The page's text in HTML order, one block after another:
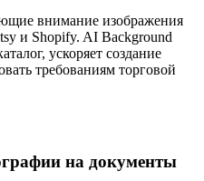
внимание изображения
и Shopify. AI Background
ускоряет создание
требованиям торговой
на документы